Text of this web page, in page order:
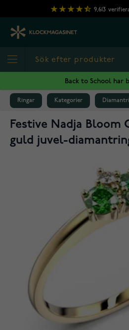
Hoppa till innehållet
9,613
Back to School har
Ringar Kategorier
Festive Nadja Bloom
guld juvel-